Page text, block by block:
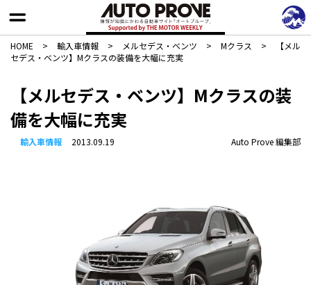
HOME > 輸入車情報 > メルセデス・ベンツ > Mクラス >
【メル
セデス・ベンツ】Mクラスの装備を大幅に充実
【メルセデス・ベンツ】Mクラスの装
備を大幅に充実
輸入車情報 2013.09.19 Auto Prove 編集部